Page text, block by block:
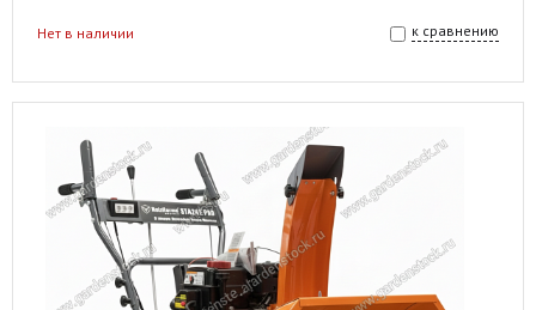
к сравнению
Нет в наличии